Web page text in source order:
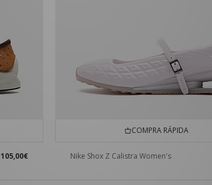
105,00€
COMPRA RÁPIDA
Nike Shox Z Calistra Women's